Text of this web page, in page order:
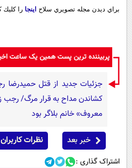
براي ديدن مجله تصويري سلاح اينجا را كليك
پربیننده ترین پست همین یک ساعت
جزئیات جدید از قتل حمیدرضا
معروف» خانم بلاگر بود
خبر بعد نظرات کاربران
اشتراک گذاری :